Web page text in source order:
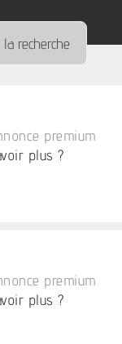
premium
plus ?
premium
plus ?